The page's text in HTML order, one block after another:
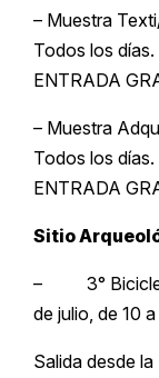
– Muestra
Todos los días.
ENTRADA
– Muestra
Todos los días.
ENTRADA
Sitio
– 3°
de julio, de 10
Salida desde